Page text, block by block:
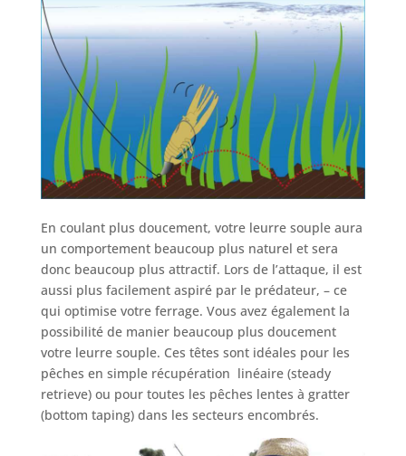
En coulant plus doucement, votre leurre souple aura
un comportement beaucoup plus naturel et sera
donc beaucoup plus attractif. Lors de l’attaque, il est
aussi plus facilement aspiré par le prédateur, – ce
qui optimise votre ferrage. Vous avez également la
possibilité de manier beaucoup plus doucement
votre leurre souple. Ces têtes sont idéales pour les
pêches en simple récupération linéaire (steady
retrieve) ou pour toutes les pêches lentes à gratter
(bottom taping) dans les secteurs encombrés.